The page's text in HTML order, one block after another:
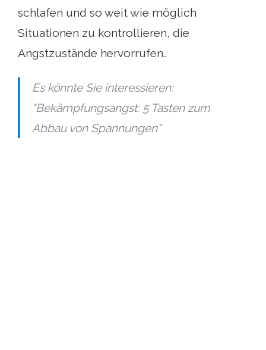
schlafen und so weit wie möglich
Situationen zu kontrollieren, die
Angstzustände hervorrufen..
Es könnte Sie interessieren:
"Bekämpfungsangst: 5 Tasten zum
Abbau von Spannungen"